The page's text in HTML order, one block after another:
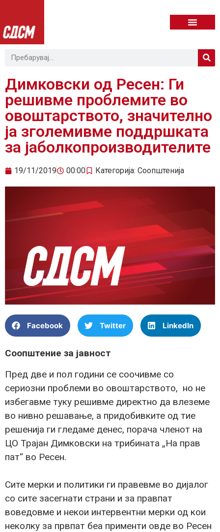
Димковски од Ресен: Ги
решивме проблемите во
овоштарството, значително
ја зголемивме поддршката
за јаболкопроизводителите
19/11/2019 00:00 Категорија: Соопштенија
Facebook Twitter LinkedIn
Соопштение за јавност
Пред две и пол години се соочивме со
сериозни проблеми во овоштарството, но не
избегавме туку решивме директно да влеземе
во нивно решавање, а придобивките од тие
решенија ги гледаме денес, порача членот на
ЦО Трајан Димковски на трибината „На прав
пат“ во Ресен.
Сите мерки и политики ги правевме во дијалог
со сите засегнати страни и за правпат
воведовме и некои интервентни мерки од кои
неколку за првпат беа применти овде во Ресен